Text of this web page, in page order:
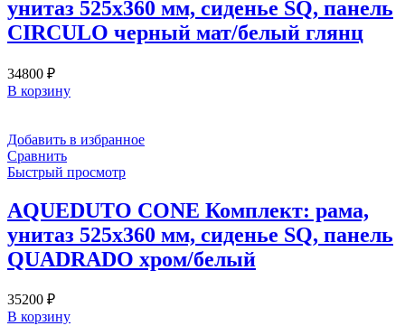
унитаз 525х360 мм, сиденье SQ, панель
CIRCULO черный мат/белый глянц
34800 ₽
В корзину
Добавить в избранное
Сравнить
Быстрый просмотр
AQUEDUTO CONE Комплект: рама,
унитаз 525х360 мм, сиденье SQ, панель
QUADRADO хром/белый
35200 ₽
В корзину